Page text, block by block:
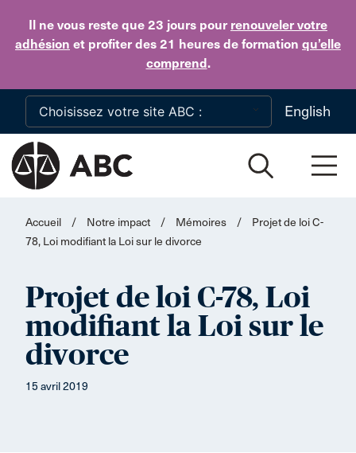
Il ne vous reste que 23 jours pour renouveler votre
adhésion et profiter des 21 heures de formation qu’elle
comprend.
Skip to main content
English
Accueil / Notre impact / Mémoires /
Projet de loi C-
78, Loi modifiant la Loi sur le divorce
Projet de loi C-78, Loi
modifiant la Loi sur le
divorce
15 avril 2019